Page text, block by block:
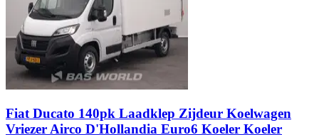
Fiat Ducato 140pk Laadklep Zijdeur Koelwagen
Vriezer Airco D'Hollandia Euro6 Koeler Koeler